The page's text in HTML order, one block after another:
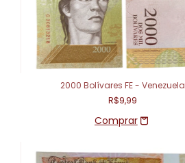
2000 Bolívares FE - Venezuela
R$9,99